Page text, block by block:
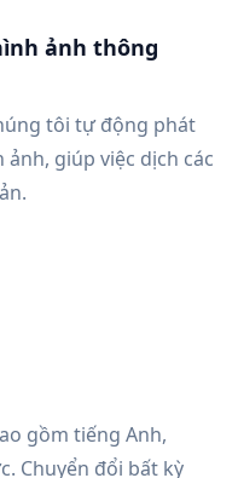
ảnh thông
tôi tự động phát
giúp việc dịch các
gồm tiếng Anh,
Chuyển đổi bất kỳ